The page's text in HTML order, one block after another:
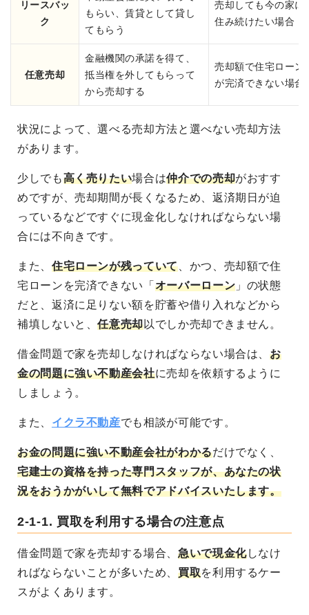
リースバッ
ク
もらい、賃貸として貸し
てもらう
売却しても今の家に
住み続けたい場合
任意売却
金融機関の承諾を得て、
抵当権を外してもらって
から売却する
売却額で住宅ローン
が完済できない場合
状況によって、選べる売却方法と選べない売却方法
があります。
少しでも高く売りたい場合は仲介での売却がおすす
めですが、売却期間が長くなるため、返済期日が迫
っているなどですぐに現金化しなければならない場
合には不向きです。
また、 住宅ローンが残っていて、かつ、売却額で住
宅ローンを完済できない「 オーバーローン 」の状態
だと、返済に足りない額を貯蓄や借り入れなどから
補填しないと、任意売却以でしか売却できません。
借金問題で家を売却しなければならない場合は、お
金の問題に強い不動産会社に売却を依頼するように
しましょう。
また、 イクラ不動産でも相談が可能です。
お金の問題に強い不動産会社がわかるだけでなく、
宅建士の資格を持った専門スタッフが、あなたの状
況をおうかがいして無料でアドバイスいたします。
2-1-1. 買取を利用する場合の注意点
借金問題で家を売却する場合、 急いで現金化しなけ
ればならないことが多いため、 買取を利用するケー
スがよくあります。